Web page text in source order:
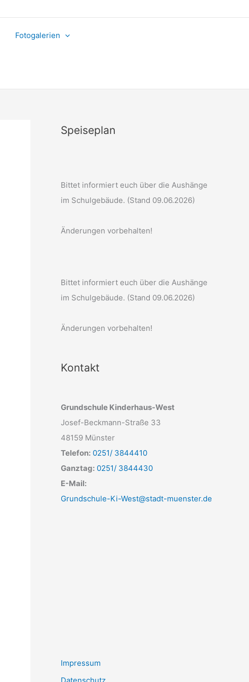
Fotogalerien
Speiseplan
Bittet informiert euch über die Aushänge
im Schulgebäude. (Stand 09.06.2026)
Änderungen vorbehalten!
Bittet informiert euch über die Aushänge
im Schulgebäude. (Stand 09.06.2026)
Änderungen vorbehalten!
Kontakt
Grundschule Kinderhaus-West
Josef-Beckmann-Straße 33
48159 Münster
Telefon: 0251/ 3844410
Ganztag: 0251/ 3844430
E-Mail:
Grundschule-Ki-West@stadt-muenster.de
Impressum